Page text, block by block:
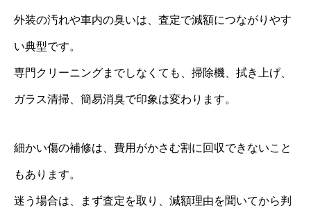
外装の汚れや車内の臭いは、査定で減額につながりやす
い典型です。
専門クリーニングまでしなくても、掃除機、拭き上げ、
ガラス清掃、簡易消臭で印象は変わります。
細かい傷の補修は、費用がかさむ割に回収できないこと
もあります。
迷う場合は、まず査定を取り、減額理由を聞いてから判